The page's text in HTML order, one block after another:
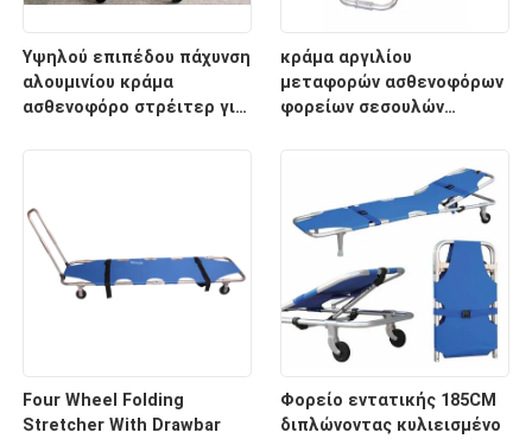
Υψηλού επιπέδου πάχυνση
αλουμινίου κράμα
ασθενοφόρο στρέιτερ για
νοσοκομειακή χρήση
κράμα αργιλίου
μεταφορών ασθενοφόρων
φορείων σεσουλών
Four Wheel Folding
Stretcher With Drawbar
Φορείο εντατικής 185CM
διπλώνοντας κυλιεισμένο